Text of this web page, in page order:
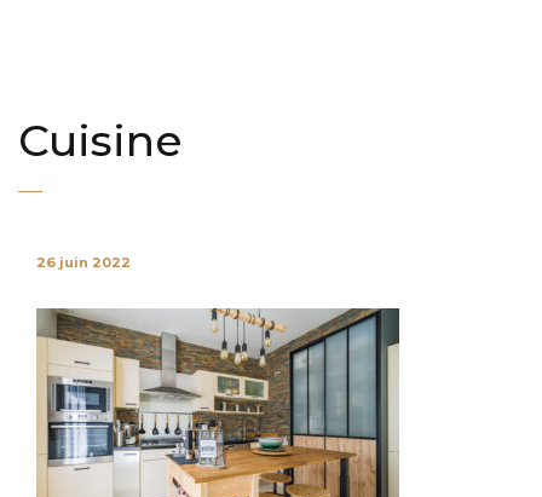
Cuisine
26 juin 2022